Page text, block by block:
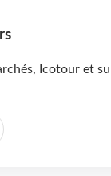
Icotour et